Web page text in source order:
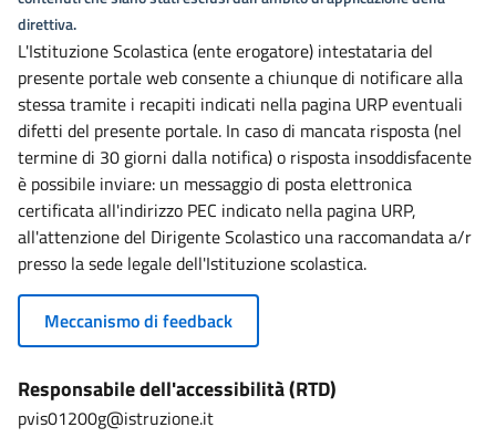
direttiva.
L'Istituzione Scolastica (ente erogatore) intestataria del
presente portale web consente a chiunque di notificare alla
stessa tramite i recapiti indicati nella pagina URP eventuali
difetti del presente portale. In caso di mancata risposta (nel
termine di 30 giorni dalla notifica) o risposta insoddisfacente
è possibile inviare: un messaggio di posta elettronica
certificata all'indirizzo PEC indicato nella pagina URP,
all'attenzione del Dirigente Scolastico una raccomandata a/r
presso la sede legale dell'Istituzione scolastica.
Meccanismo di feedback
Responsabile dell'accessibilità (RTD)
pvis01200g@istruzione.it